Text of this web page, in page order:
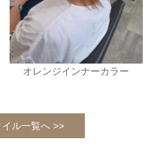
オレンジインナーカラー
ル一覧へ >>